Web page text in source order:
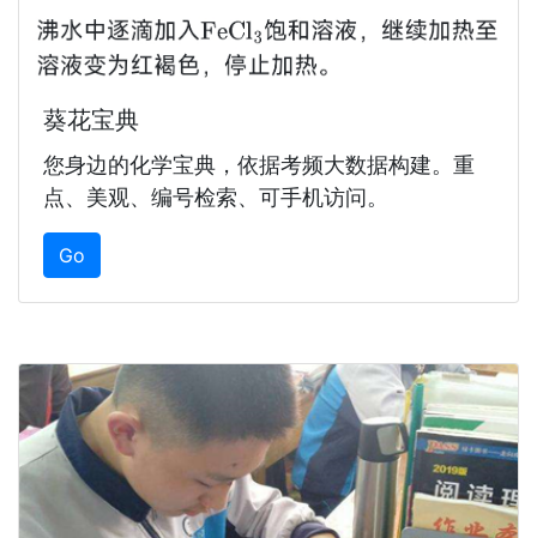
葵花宝典
您身边的化学宝典，依据考频大数据构建。重
点、美观、编号检索、可手机访问。
Go